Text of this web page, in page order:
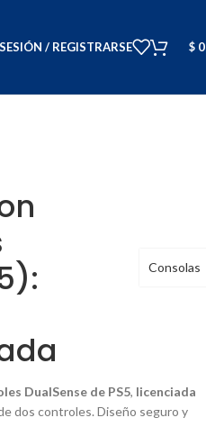
/ REGISTRARSE $ 0
Consolas
DualSense de PS5, licenciada
dos controles. Diseño seguro y